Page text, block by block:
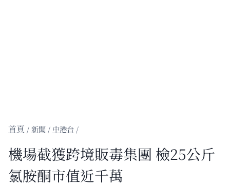
/新聞 / 中港台 /
機場截獲跨境販毒集團 檢25公斤
氯胺酮市值近千萬